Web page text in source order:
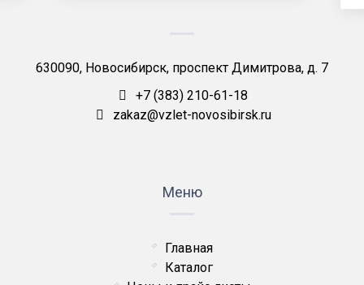
630090, Новосибирск, проспект Димитрова, д. 7
+7 (383) 210-61-18
zakaz@vzlet-novosibirsk.ru
Меню
Главная
Каталог